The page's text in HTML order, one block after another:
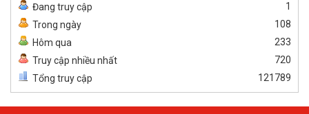
Đang truy cập
1
Trong ngày
108
Hôm qua
233
Truy cập nhiều nhất
720
Tổng truy cập
121789